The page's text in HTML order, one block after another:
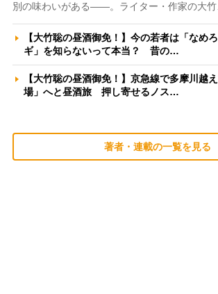
別の味わいがある――。ライター・作家の大
【大竹聡の昼酒御免！】今の若者は「なめ
ギ」を知らないって本当？ 昔の…
【大竹聡の昼酒御免！】京急線で多摩川越
場」へと昼酒旅 押し寄せるノス…
著者・連載の一覧を見る